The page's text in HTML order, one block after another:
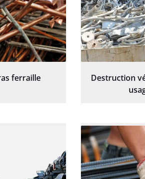
ferraille
Destruction